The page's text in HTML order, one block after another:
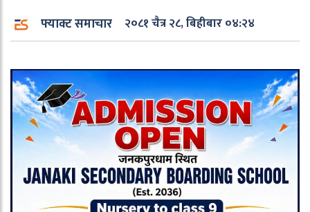
फ्याक्ट समाचार २०८१ चैत्र २८, बिहीबार ०४:२४